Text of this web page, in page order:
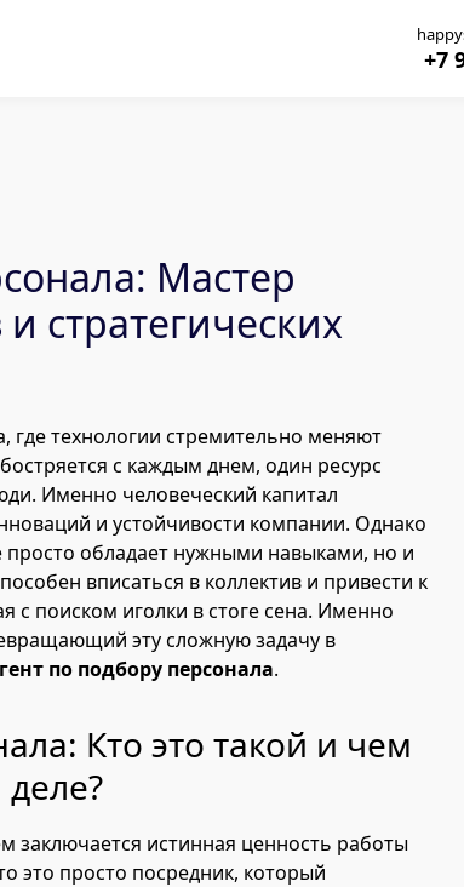
Мастер
стратегических
технологии стремительно меняют
с каждым днем, один ресурс
Именно человеческий капитал
и устойчивости компании. Однако
просто обладает нужными навыками, но и
вписаться в коллектив и привести к
с поиском иголки в стоге сена. Именно
эту сложную задачу в
по подбору персонала.
Кто это такой и чем
заключается истинная ценность работы
это просто посредник, который
+7